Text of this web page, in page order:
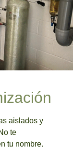
aislados y
te
tu nombre.